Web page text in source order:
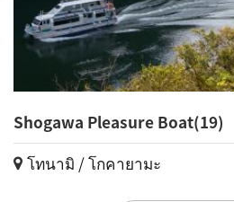
Shogawa Pleasure Boat(19)
โทนามิ / โกคายามะ